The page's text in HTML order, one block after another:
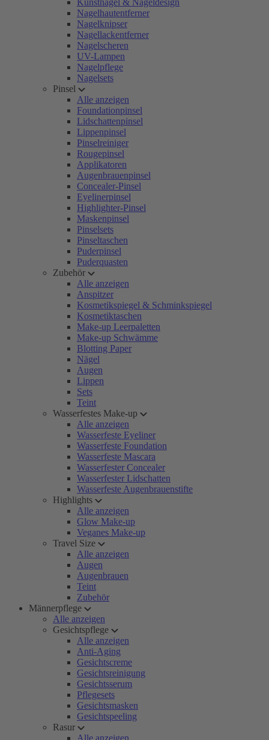
Kunstnägel & Nageldesign
Nagelhautentferner
Nagelknipser
Nagellackentferner
Nagelscheren
UV-Lampen
Nagelpflege
Nagelsets
Pinsel
Alle anzeigen
Foundationpinsel
Lidschattenpinsel
Lippenpinsel
Pinselreiniger
Rougepinsel
Applikatoren
Augenbrauenpinsel
Concealer-Pinsel
Eyelinerpinsel
Highlighter-Pinsel
Maskenpinsel
Pinselsets
Pinseltaschen
Puderpinsel
Puderquasten
Zubehör
Alle anzeigen
Anspitzer
Kosmetikspiegel & Schminkspiegel
Kosmetiktaschen
Make-up Leerpaletten
Make-up Schwämme
Blotting Paper
Nägel
Augen
Lippen
Sets
Teint
Wasserfestes Make-up
Alle anzeigen
Wasserfeste Eyeliner
Wasserfeste Foundation
Wasserfeste Mascara
Wasserfester Concealer
Wasserfester Lidschatten
Wasserfeste Augenbrauenstifte
Highlights
Alle anzeigen
Glow Make-up
Veganes Make-up
Travel Size
Alle anzeigen
Augen
Augenbrauen
Teint
Zubehör
Männerpflege
Alle anzeigen
Gesichtspflege
Alle anzeigen
Anti-Aging
Gesichtscreme
Gesichtsreinigung
Gesichtsserum
Pflegesets
Gesichtsmasken
Gesichtspeeling
Rasur
Alle anzeigen